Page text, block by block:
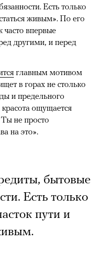
Есть только
живым». По его
часто впервые
другими, и перед
главным мотивом
в горах не столько
и предельного
ощущается
не просто
на это».
бытовые
Есть только
пути и